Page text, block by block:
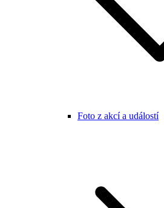
Foto z akcí a událostí